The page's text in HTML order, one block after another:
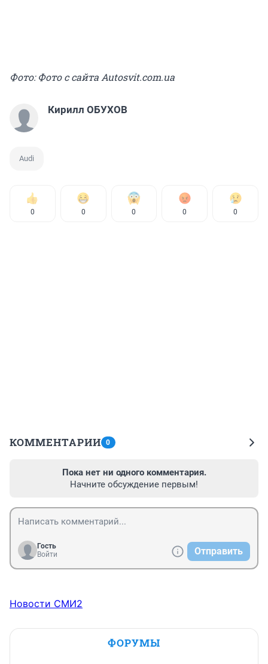
Фото: Фото с сайта Autosvit.com.ua
Кирилл ОБУХОВ
Audi
0 0 0 0 0
КОММЕНТАРИИ 0
Пока нет ни одного комментария.
Начните обсуждение первым!
Гость
Войти
Отправить
Новости СМИ2
ФОРУМЫ